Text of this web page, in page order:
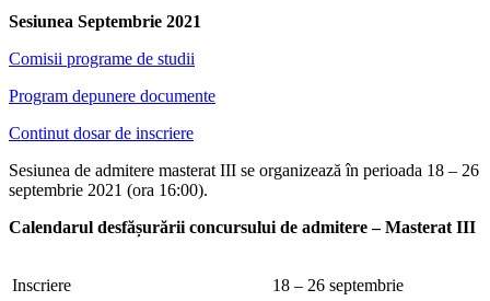
Sesiunea Septembrie 2021
Comisii programe de studii
Program depunere documente
Continut dosar de inscriere
Sesiunea de admitere masterat III se organizează în perioada 18 – 26
septembrie 2021 (ora 16:00).
Calendarul desfășurării concursului de admitere – Masterat III
Inscriere 18 – 26 septembrie